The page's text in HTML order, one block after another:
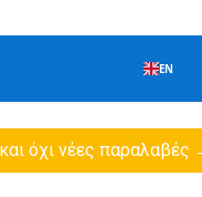
EN
όχι νέες παραλαβές